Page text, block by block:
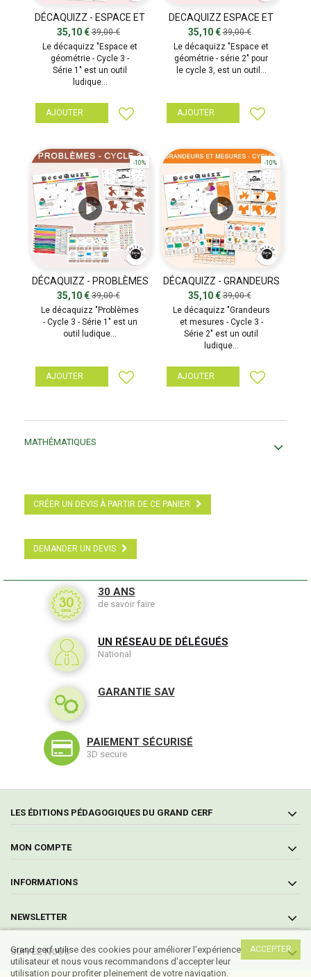
DÉCAQUIZZ - ESPACE ET
GÉOMÉTRIE - SÉRIE 1
35,10 €39,00 €
Le décaquizz "Espace et
géométrie - Cycle 3 -
Série 1" est un outil
ludique...
AJOUTER
DECAQUIZZ ESPACE ET
GEOMETRIE - SÉRIE 2
35,10 €39,00 €
Le décaquizz "Espace et
géométrie - série 2" pour
le cycle 3, est un outil...
AJOUTER
-10%
DÉCAQUIZZ - PROBLÈMES
- SÉRIE 1
35,10 €39,00 €
Le décaquizz "Problèmes
- Cycle 3 - Série 1" est un
outil ludique...
AJOUTER
-10%
DÉCAQUIZZ - GRANDEURS
MESURES - SÉRIE 1
35,10 €39,00 €
Le décaquizz "Grandeurs
et mesures - Cycle 3 -
Série 2" est un outil
ludique...
AJOUTER
MATHÉMATIQUES
CRÉER UN DEVIS À PARTIR DE CE PANIER
DEMANDER UN DEVIS
30 ANS
de savoir faire
UN RÉSEAU DE DÉLÉGUÉS
National
GARANTIE SAV
PAIEMENT SÉCURISÉ
3D secure
LES ÉDITIONS PÉDAGOGIQUES DU GRAND CERF
MON COMPTE
INFORMATIONS
NEWSLETTER
SUIVEZ NOUS ACCEPTER
Grand cerf utilise des cookies pour améliorer l'expérience
utilisateur et nous vous recommandons d'accepter leur
utilisation pour profiter pleinement de votre navigation.